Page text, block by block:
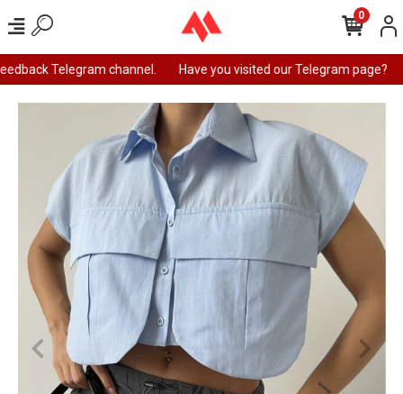
Telegram channel. Have you visited our Telegram page?
0